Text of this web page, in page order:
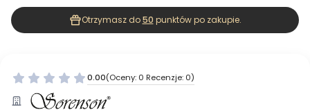
Otrzymasz do50 punktów po zakupie.
0.00(Oceny: 0 Recenzje: 0)